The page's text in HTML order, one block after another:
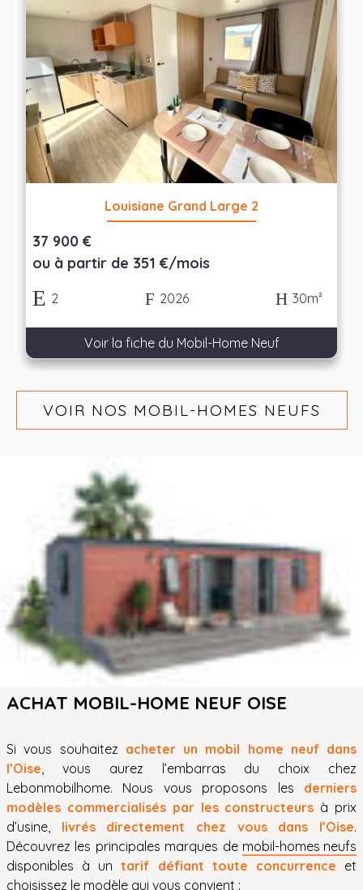
Louisiane Grand Large 2
37 900 €
ou à partir de 351 €/mois
2 2026 30m²
Voir la fiche du Mobil-Home Neuf
VOIR NOS MOBIL-HOMES NEUFS
ACHAT MOBIL-HOME NEUF OISE
Si vous souhaitez acheter un mobil home neuf dans
l’Oise, vous aurez l’embarras du choix chez
Lebonmobilhome. Nous vous proposons les derniers
modèles commercialisés par les constructeurs à prix
d’usine, livrés directement chez vous dans l’Oise.
Découvrez les principales marques de mobil-homes neufs
disponibles à untarif défiant toute concurrence et
choisissez le modèle qui vous convient :